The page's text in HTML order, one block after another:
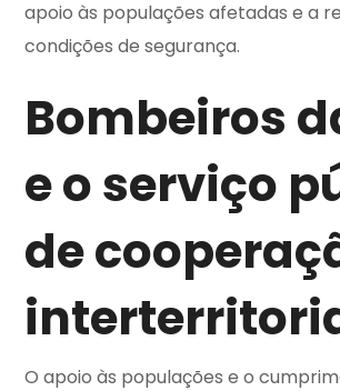
apoio às populações afetadas e a
condições de segurança.
Bombeiros
e o serviço
de
O apoio às populações e o